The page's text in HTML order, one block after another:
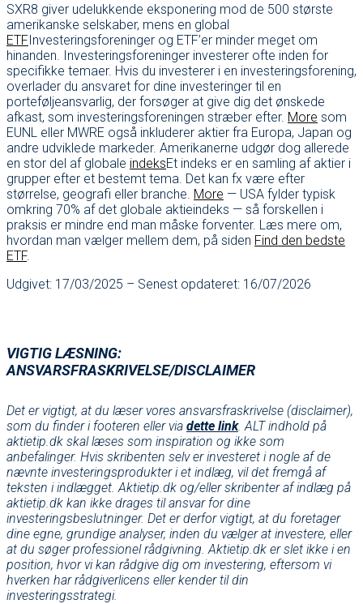
SXR8 giver udelukkende eksponering mod de 500 største
amerikanske selskaber, mens en global
ETFInvesteringsforeninger og ETF’er minder meget om
hinanden. Investeringsforeninger investerer ofte inden for
specifikke temaer. Hvis du investerer i en investeringsforening,
overlader du ansvaret for dine investeringer til en
porteføljeansvarlig, der forsøger at give dig det ønskede
afkast, som investeringsforeningen stræber efter. More som
EUNL eller MWRE også inkluderer aktier fra Europa, Japan og
andre udviklede markeder. Amerikanerne udgør dog allerede
en stor del af globale indeksEt indeks er en samling af aktier i
grupper efter et bestemt tema. Det kan fx være efter
størrelse, geografi eller branche. More — USA fylder typisk
omkring 70% af det globale aktieindeks — så forskellen i
praksis er mindre end man måske forventer. Læs mere om,
hvordan man vælger mellem dem, på siden Find den bedste
ETF.
Udgivet: 17/03/2025 – Senest opdateret: 16/07/2026
VIGTIG LÆSNING:
ANSVARSFRASKRIVELSE/DISCLAIMER
Det er vigtigt, at du læser vores ansvarsfraskrivelse (disclaimer),
som du finder i footeren eller via dette link. ALT indhold på
aktietip.dk skal læses som inspiration og ikke som
anbefalinger. Hvis skribenten selv er investeret i nogle af de
nævnte investeringsprodukter i et indlæg, vil det fremgå af
teksten i indlægget. Aktietip.dk og/eller skribenter af indlæg på
aktietip.dk kan ikke drages til ansvar for dine
investeringsbeslutninger. Det er derfor vigtigt, at du foretager
dine egne, grundige analyser, inden du vælger at investere, eller
at du søger professionel rådgivning. Aktietip.dk er slet ikke i en
position, hvor vi kan rådgive dig om investering, eftersom vi
hverken har rådgiverlicens eller kender til din
investeringsstrategi.